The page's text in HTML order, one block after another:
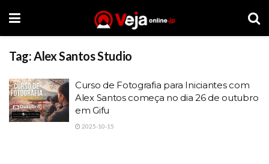
Tag:Alex Santos Studio
Curso de Fotografia para Iniciantes com
Alex Santos começa no dia 26 de outubro
em Gifu
2025-10-15